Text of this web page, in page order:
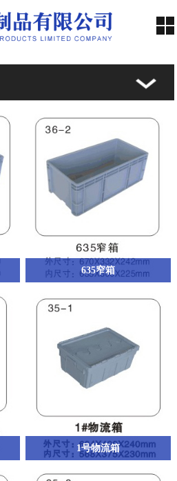
赛鸿简介
新闻中心
合作伙伴
635窄箱
1号物流箱